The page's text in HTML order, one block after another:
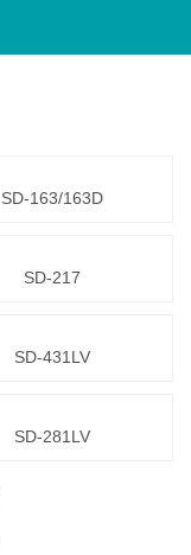
SD-163/163D
SD-217
SD-431LV
SD-281LV